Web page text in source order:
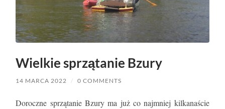
Wielkie sprzątanie Bzury
14 MARCA 2022 / 0 COMMENTS
Doroczne sprzątanie Bzury ma już co najmniej kilkanaście